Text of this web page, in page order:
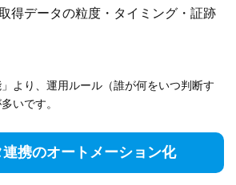
得データの粒度・タイミング・証跡
より、運用ルール（誰が何をいつ判断す
いです。
携のオートメーション化